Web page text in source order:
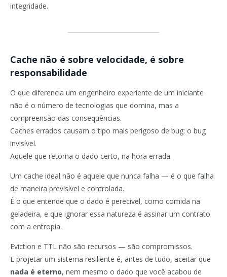
integridade.
Cache não é sobre velocidade, é sobre
responsabilidade
O que diferencia um engenheiro experiente de um iniciante
não é o número de tecnologias que domina, mas a
compreensão das consequências.
Caches errados causam o tipo mais perigoso de bug: o bug
invisível.
Aquele que retorna o dado certo, na hora errada.
Um cache ideal não é aquele que nunca falha — é o que falha
de maneira previsível e controlada.
É o que entende que o dado é perecível, como comida na
geladeira, e que ignorar essa natureza é assinar um contrato
com a entropia.
Eviction e TTL não são recursos — são compromissos.
E projetar um sistema resiliente é, antes de tudo, aceitar que
nada é eterno, nem mesmo o dado que você acabou de